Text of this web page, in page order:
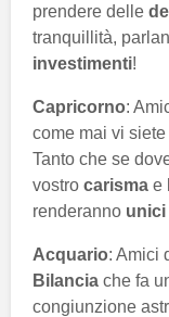
prendere delle
tranquillità,
investimenti!
Capricorno:
come mai vi
Tanto che se
vostro carisma e
renderanno unici
Acquario: Amici
Bilancia che fa
congiunzione